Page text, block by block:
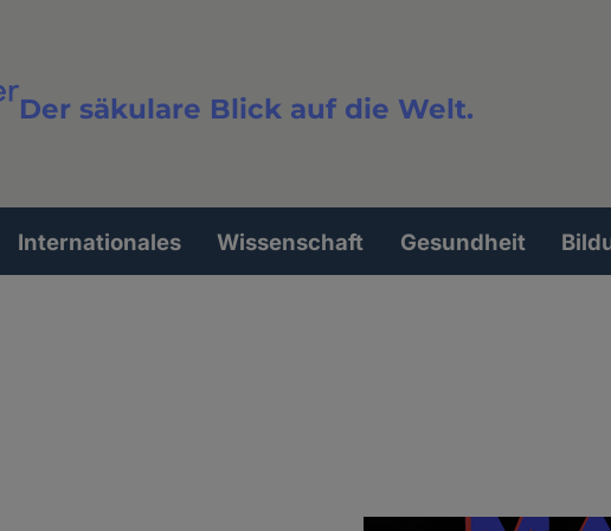
Der säkulare Blick auf die Welt.
Volltextsuche
Internationales Wissenschaft Gesundheit